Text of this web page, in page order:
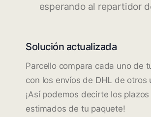
esperando al repartidor
Solución actualizada
Parcello compara cada uno de
con los envíos de DHL de otros
¡Así podemos decirte los
estimados de tu paquete!